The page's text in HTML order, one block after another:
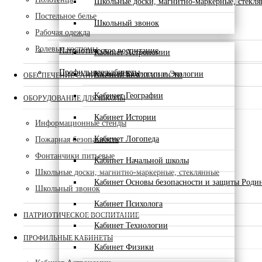
Школьный звонок
Патриотическое воспитание
Профильные кабинеты
Кабинет Астрономии
Кабинет Биологии и Экологии
Кабинет Географии
Кабинет Истории
Кабинет Логопеда
Кабинет Начальной школы
Кабинет Основы безопасности и защиты
Кабинет Психолога
Кабинет Технологии
Кабинет Физики
Постельное белье
Рабочая одежда
Ролевые костюмы
ОБЕСПЕЧЕНИЕ САНИТАРНОЙ БЕЗОПАСНОСТИ
ОБОРУДОВАНИЕ ДЛЯ ШКОЛЫ
Информационные стенды
Пожарная безопасность
Фонтанчики питьевые
Школьные доски, магнитно-маркерные, стеклянные
Школьный звонок
ПАТРИОТИЧЕСКОЕ ВОСПИТАНИЕ
ПРОФИЛЬНЫЕ КАБИНЕТЫ